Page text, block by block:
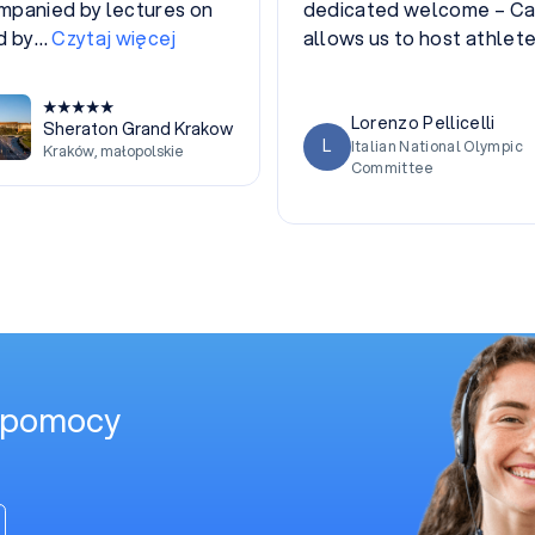
close to our heart. It
Krakow Curio Collection by Hilton
Hotel Saski Krakow
Curio Collection by
Kraków,małopolskie
J
Joanna Czechowska
pomocy